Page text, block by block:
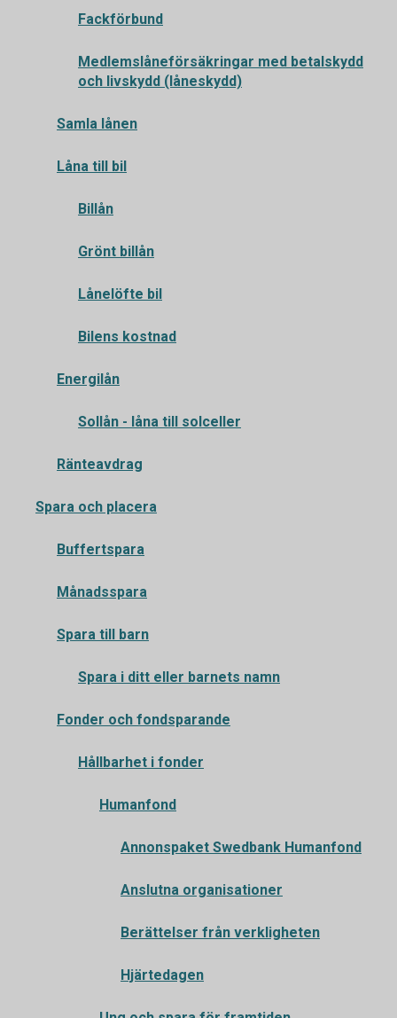
Fackförbund
Medlemslåneförsäkringar med betalskydd
och livskydd (låneskydd)
Samla lånen
Låna till bil
Billån
Grönt billån
Lånelöfte bil
Bilens kostnad
Energilån
Sollån - låna till solceller
Ränteavdrag
Spara och placera
Buffertspara
Månadsspara
Spara till barn
Spara i ditt eller barnets namn
Fonder och fondsparande
Hållbarhet i fonder
Humanfond
Annonspaket Swedbank Humanfond
Anslutna organisationer
Berättelser från verkligheten
Hjärtedagen